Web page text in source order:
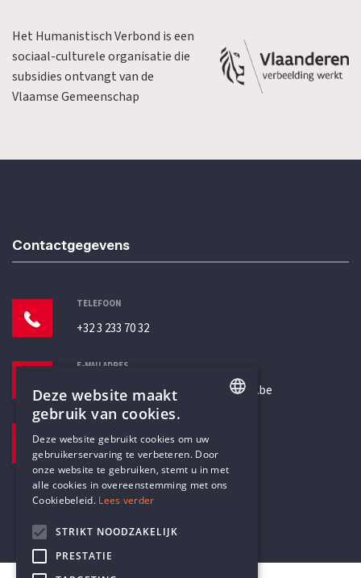
Het Humanistisch Verbond is een
sociaal-culturele organisatie die
subsidies ontvangt van de
Vlaamse Gemeenschap
Contactgegevens
TELEFOON
+32 3 233 70 32
E-MAILADRES
secretariaat@humanistischverbond.be
Pottenbrug 4
Antwerpen, 2000
DUTCH
Deze website maakt
gebruik van cookies.
Deze website gebruikt cookies om uw
gebruikerservaring te verbeteren. Door
onze website te gebruiken, stemt u in met
alle cookies in overeenstemming met ons
Cookiebeleid. Lees verder
STRIKT NOODZAKELIJK
PRESTATIE